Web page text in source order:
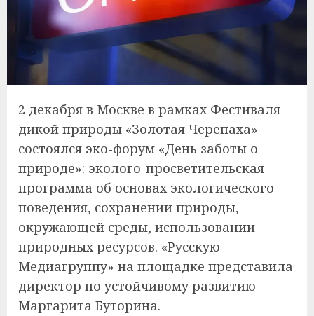
2 декабря в Москве в рамках Фестиваля
дикой природы «Золотая Черепаха»
состоялся эко-форум «День заботы о
природе»: эколого-просветительская
программа об основах экологического
поведения, сохранении природы,
окружающей среды, использовании
природных ресурсов. «Русскую
Медиагруппу» на площадке представила
директор по устойчивому развитию
Маргарита Буторина.